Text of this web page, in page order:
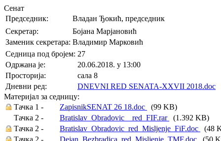
Сенат
Председник:
Владан Ђокић, председник
Секретар:
Бојана Марјановић
Заменик секретара: Владимир Марковић
Седница под бројем: 27
Oдржана je:
20.06.2018. у 13:00
Просторија:
сала 8
Дневни ред:
DNEVNI RED SENATA-XXVII 2018.doc
Материјал за седницу:
Тачка 1 -
ZapisnikSENAT 26 18.doc
(99 KB)
Тачка 2 -
Bratislav_Obradovic__red_FIF.rar
(1.392 KB)
Тачка 2 -
Bratislav_Obradovic_red_Misljenje_FiF.doc
(48
Тачка 2 -
Dejan_Bezbradica_red_Misljenje_TMF.doc
(50